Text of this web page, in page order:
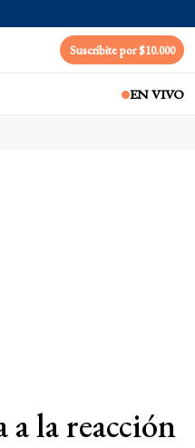
Suscribite por $10.000
EN VIVO
la reacción